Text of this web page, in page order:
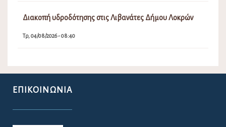
Διακοπή υδροδότησης στις Λιβανάτες Δήμου Λοκρών
Τρ, 04/08/2026 - 08:40
ΕΠΙΚΟΙΝΩΝΊΑ